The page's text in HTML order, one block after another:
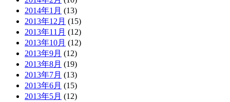
2014年1月 (13)
2013年12月 (15)
2013年11月 (12)
2013年10月 (12)
2013年9月 (12)
2013年8月 (19)
2013年7月 (13)
2013年6月 (15)
2013年5月 (12)